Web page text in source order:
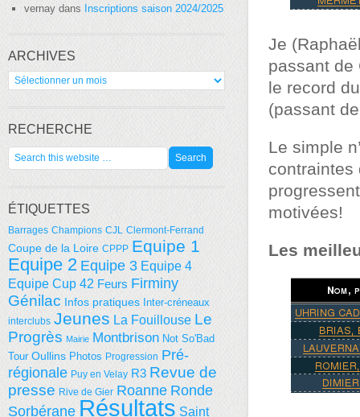
Je
passant de
le record
(passant
Le simple
contraintes
motivées!
Les
vernay dans Inscriptions saison 2024/2025
ARCHIVES
Archives
RECHERCHE
ÉTIQUETTES
Barrages Champions CJL Clermont-Ferrand
Coupe de la Loire CPPP Equipe 1
Equipe 2 Equipe 3 Equipe 4
Equipe Cup 42 Feurs Firminy
Génilac Infos pratiques Inter-créneaux
interclubs Jeunes La Fouillouse Le
Progrès Mairie Montbrison Not So'Bad
Tour Oullins Photos Progression Pré-
régionale Puy en Velay R3 Revue de
presse Rive de Gier Roanne Ronde
Sorbérane Résultats Saint